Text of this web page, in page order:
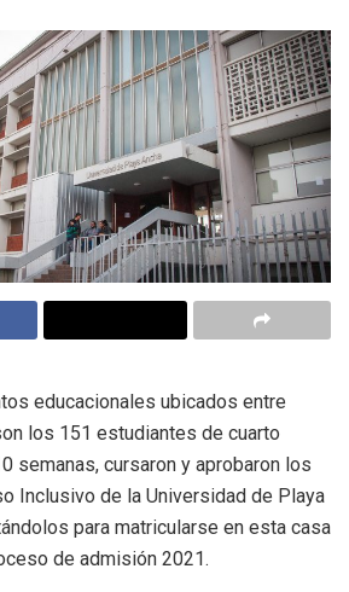
educacionales ubicados entre
los 151 estudiantes de cuarto
semanas, cursaron y aprobaron los
Inclusivo de la Universidad de Playa
para matricularse en esta casa
de admisión 2021.